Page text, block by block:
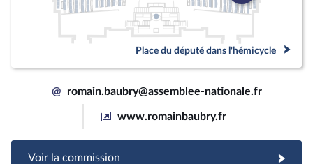
Place du député dans l'hémicycle
@ romain.baubry@assemblee-nationale.fr
www.romainbaubry.fr
Voir la commission